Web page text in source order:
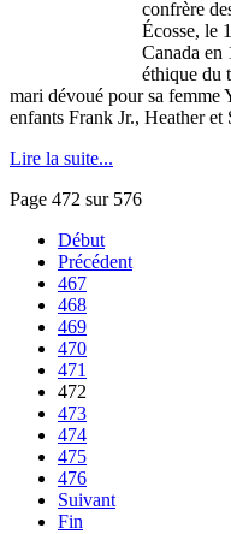
confrère
Écosse, le
Canada en
éthique du
mari dévoué poursa femme
enfants Frank Jr., Heather et
Lire la suite...
Page 472 sur 576
Début
Précédent
467
468
469
470
471
472
473
474
475
476
Suivant
Fin